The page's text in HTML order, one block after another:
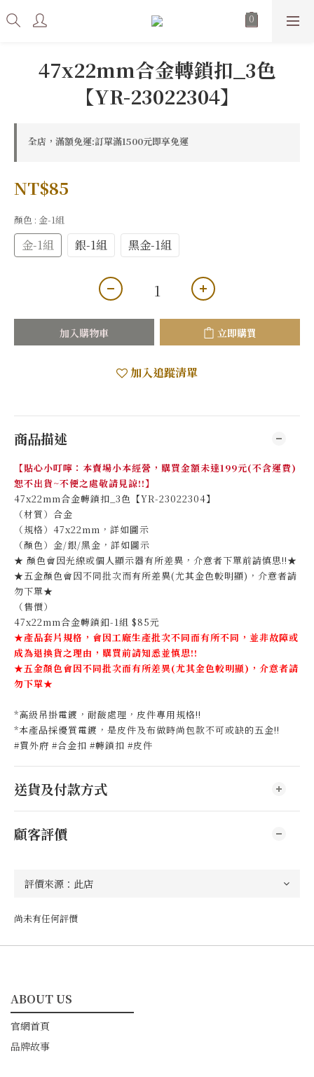
47x22mm合金轉鎖扣_3色
【YR-23022304】
全店，滿額免運:訂單滿1500元即享免運
NT$85
顏色 : 金-1組
金-1組 銀-1組 黑金-1組
加入購物車 立即購買
加入追蹤清單
商品描述
【貼心小叮嚀：本賣場小本經營，購買金額未達199元(不含運費)
恕不出貨~不便之處敬請見諒!!】
47x22mm合金轉鎖扣_3色【YR-23022304】
（材質）合金
（規格）47x22mm，詳如圖示
（顏色）金/銀/黑金，詳如圖示
★ 顏色會因光線或個人顯示器有所差異，介意者下單前請慎思!!★
★五金顏色會因不同批次而有所差異(尤其金色較明顯)，介意者請
勿下單★
（售價）
47x22mm合金轉鎖釦-1組 $85元
★產品套片規格，會因工廠生產批次不同而有所不同，並非故障或
成為退換貨之理由，購買前請知悉並慎思!!
★五金顏色會因不同批次而有所差異(尤其金色較明顯)，介意者請
勿下單★
*高級吊掛電鍍，耐酸處理，皮件專用規格!!
*本產品採優質電鍍，是皮件及布做時尚包款不可或缺的五金!!
#買外府 #合金扣 #轉鎖扣 #皮件
送貨及付款方式
顧客評價
尚未有任何評價
ABOUT US
━━━━━━━━━━━
官網首頁
品牌故事